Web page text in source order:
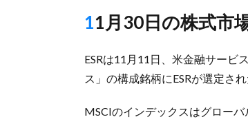
11月30日の株式市
ESRは11月11日、米金融サービ
ス」の構成銘柄にESRが選定さ
MSCIのインデックスはグロー